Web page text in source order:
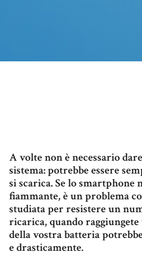
A volte non è necessario
sistema: potrebbe essere
si scarica. Se lo smartphone
fiammante, è un problema
studiata per resistere un
ricarica, quando
della vostra batteria
e drasticamente.